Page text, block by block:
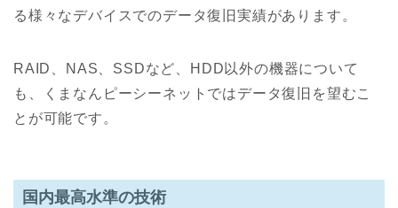
る様々なデバイスでのデータ復旧実績があります。
RAID、NAS、SSDなど、HDD以外の機器について
も、くまなんピーシーネットではデータ復旧を望むこ
とが可能です。
国内最高水準の技術